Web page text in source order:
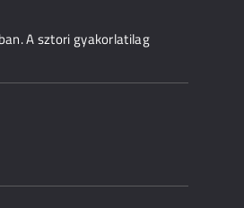
A sztori gyakorlatilag